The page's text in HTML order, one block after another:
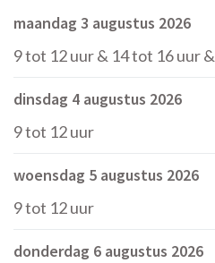
maandag 3 augustus 2026
9tot 12uur& 14tot 16uur&
dinsdag 4 augustus 2026
9tot 12uur
woensdag 5 augustus 2026
9tot 12uur
donderdag 6 augustus 2026